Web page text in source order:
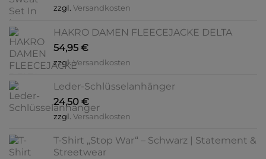
zzgl. Versandkosten
HAKRO DAMEN FLEECEJACKE DELTA
54,95 €
zzgl.Versandkosten
Leder-Schlüsselanhänger
24,50 €
zzgl. Versandkosten
T-Shirt „Stop War“ – Schwarz | Statement &
Streetwear